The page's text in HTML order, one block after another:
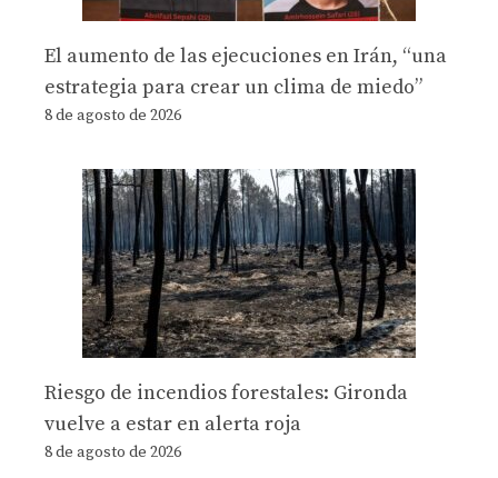
El aumento de las ejecuciones en Irán, “una
estrategia para crear un clima de miedo”
8 de agosto de 2026
Riesgo de incendios forestales: Gironda
vuelve a estar en alerta roja
8 de agosto de 2026